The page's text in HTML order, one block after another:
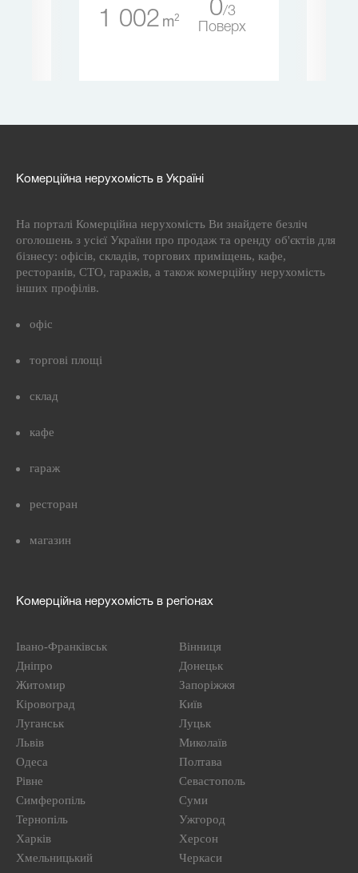
1 002 m2 0 3
Поверх
Комерційна нерухомість в Україні
На порталі Комерційна нерухомість Ви знайдете безліч
оголошень з усієї України про продаж та оренду об'єктів для
бізнесу: офісів, складів, торгових приміщень, кафе,
ресторанів, СТО, гаражів, а також комерційну нерухомість
інших профілів.
офіс
торгові площі
склад
кафе
гараж
ресторан
магазин
Комерційна нерухомість в регіонах
Івано-Франківськ
Вінниця
Дніпро
Донецьк
Житомир
Запоріжжя
Кіровоград
Київ
Луганськ
Луцьк
Львів
Миколаїв
Одеса
Полтава
Рівне
Севастополь
Симферопіль
Суми
Тернопіль
Ужгород
Харків
Херсон
Хмельницький
Черкаси